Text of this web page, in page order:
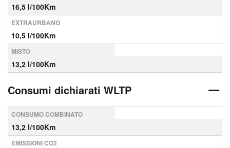
16,5 l/100Km
EXTRAURBANO
10,5 l/100Km
MISTO
13,2 l/100Km
Consumi dichiarati WLTP
CONSUMO COMBINATO
13,2 l/100Km
EMISSIONI CO2